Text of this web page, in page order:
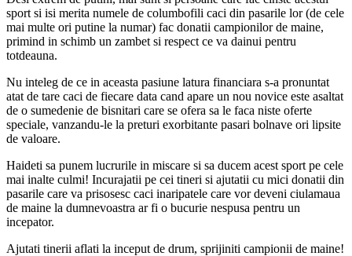
sport si isi merita numele de columbofili caci din pasarile lor (de cele
mai multe ori putine la numar) fac donatii campionilor de maine,
primind in schimb un zambet si respect ce va dainui pentru
totdeauna.
Nu inteleg de ce in aceasta pasiune latura financiara s-a pronuntat
atat de tare caci de fiecare data cand apare un nou novice este asaltat
de o sumedenie de bisnitari care se ofera sa le faca niste oferte
speciale, vanzandu-le la preturi exorbitante pasari bolnave ori lipsite
de valoare.
Haideti sa punem lucrurile in miscare si sa ducem acest sport pe cele
mai inalte culmi! Incurajatii pe cei tineri si ajutatii cu mici donatii din
pasarile care va prisosesc caci inaripatele care vor deveni ciulamaua
de maine la dumnevoastra ar fi o bucurie nespusa pentru un
incepator.
Ajutati tinerii aflati la inceput de drum, sprijiniti campionii de maine!